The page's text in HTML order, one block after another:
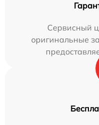
Сервисный
оригинальные